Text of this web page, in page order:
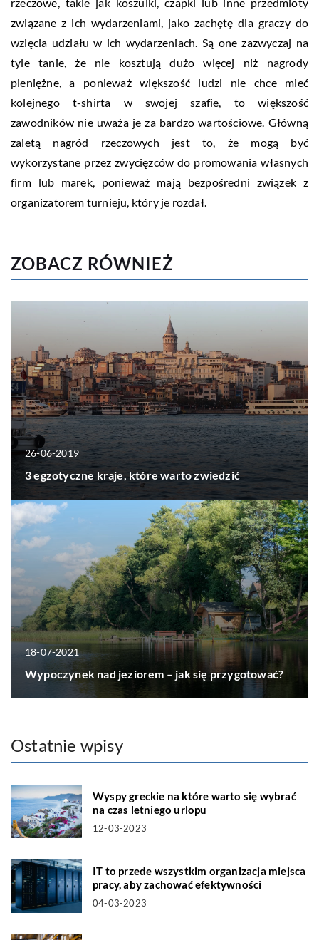
związane z ich wydarzeniami, jako zachętę dla graczy do
wzięcia udziału w ich wydarzeniach. Są one zazwyczaj na
tyle tanie, że nie kosztują dużo więcej niż nagrody
pieniężne, a ponieważ większość ludzi nie chce mieć
kolejnego t-shirta w swojej szafie, to większość
zawodników nie uważa je za bardzo wartościowe. Główną
zaletą nagród rzeczowych jest to, że mogą być
wykorzystane przez zwycięzców do promowania własnych
firm lub marek, ponieważ mają bezpośredni związek z
organizatorem turnieju, który je rozdał.
ZOBACZ RÓWNIEŻ
26-06-2019
3 egzotyczne kraje, które warto zwiedzić
18-07-2021
Wypoczynek nad jeziorem – jak się przygotować?
Ostatnie wpisy
Wyspy greckie na które warto się wybrać
na czas letniego urlopu
12-03-2023
IT to przede wszystkim organizacja miejsca
pracy, aby zachować efektywności
04-03-2023